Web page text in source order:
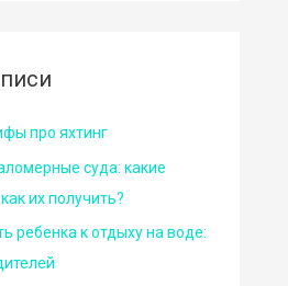
про яхтинг
суда: какие
их получить?
ребенка к отдыху на воде: